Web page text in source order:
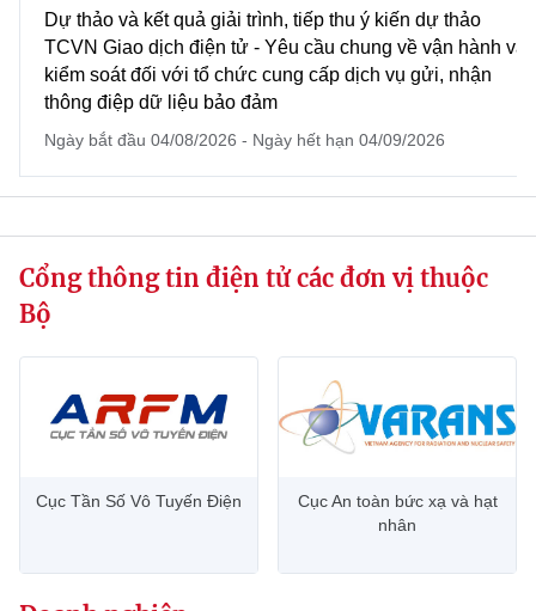
Địa chỉ: Ban Biên tập Cổng TTĐT - 18 Nguyễn Du, TP. Hà Nội
Điện thoại: 024 3936 9506
Email: stc@mst.gov.vn
©2026 Bản quyền thuộc Bộ Khoa Học và Công Nghệ
(Ghi rõ nguồn "https://mst.gov.vn" khi phát hành lại thông tin từ
website này)
Dự thảo và kết quả giải trình, tiếp thu ý kiến dự thảo
TCVN Giao dịch điện tử - Yêu cầu chung về vận hành và
kiểm soát đối với tổ chức cung cấp dịch vụ gửi, nhận
thông điệp dữ liệu bảo đảm
Ngày bắt đầu 04/08/2026 - Ngày hết hạn 04/09/2026
Cổng thông tin điện tử các đơn vị thuộc
Bộ
Cục Tần Số Vô Tuyến Điện
Cục An toàn bức xạ và hạt
nhân